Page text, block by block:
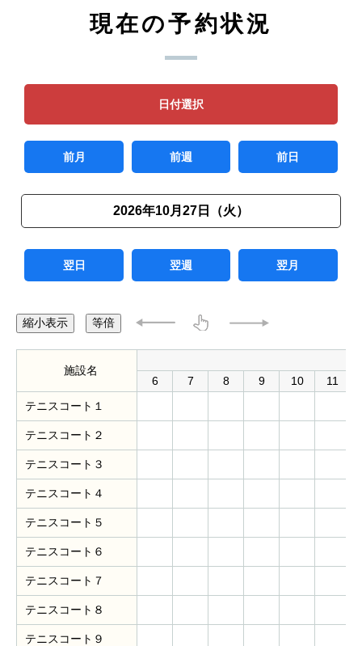
現在の予約状況
日付選択
前月 前週 前日
2026年10月27日（火）
翌日 翌週 翌月
縮小表示 等倍
施設名
6
7 8 9 10 11
テニスコート１
テニスコート２
テニスコート３
テニスコート４
テニスコート５
テニスコート６
テニスコート７
テニスコート８
テニスコート９